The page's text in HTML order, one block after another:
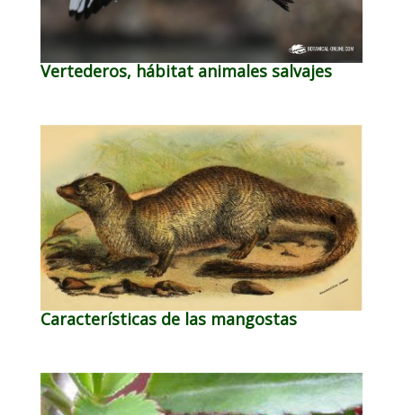
Vertederos, hábitat animales salvajes
Características de las mangostas